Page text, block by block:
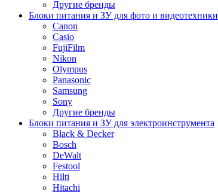
Другие бренды
Блоки питания и ЗУ для фото и видеотехники
Canon
Casio
FujiFilm
Nikon
Olympus
Panasonic
Samsung
Sony
Другие бренды
Блоки питания и ЗУ для электроинструмента
Black & Decker
Bosch
DeWalt
Festool
Hilti
Hitachi